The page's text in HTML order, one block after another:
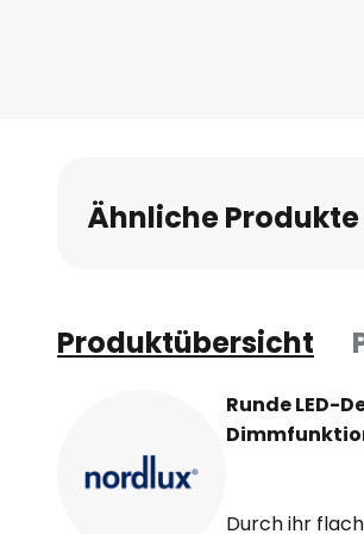
Ähnliche
Produktübersicht
Runde LED-
Durch ihr